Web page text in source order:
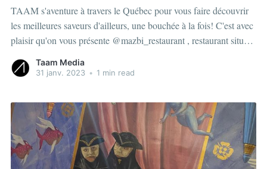
TAAM s'aventure à travers le Québec pour vous faire découvrir
les meilleures saveurs d'ailleurs, une bouchée à la fois! C'est avec
plaisir qu'on vous présente @mazbi_restaurant , restaurant situé
authentiquement Yéménite. On est
Taam Media
31 janv. 2023 • 1 min read